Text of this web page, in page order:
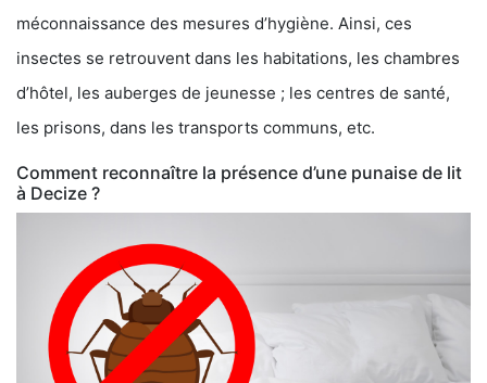
méconnaissance des mesures d’hygiène. Ainsi, ces
insectes se retrouvent dans les habitations, les chambres
d’hôtel, les auberges de jeunesse ; les centres de santé,
les prisons, dans les transports communs, etc.
Comment reconnaître la présence d’une punaise de lit
à Decize ?